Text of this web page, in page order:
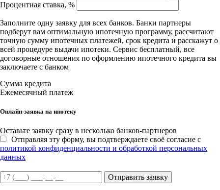
Процентная ставка, %
Заполните одну заявку для всех банков. Банки партнеры
подберут вам оптимальную ипотечную программу, рассчитают
точную сумму ипотечных платежей, срок кредита и расскажут о
всей процедуре выдачи ипотеки. Сервис бесплатный, все
договорные отношения по оформлению ипотечного кредита вы
заключаете с банком
Сумма кредита
Ежемесячный платеж
Онлайн-заявка на ипотеку
Оставьте заявку сразу в несколько банков-партнеров
Отправляя эту форму, вы подтверждаете своё согласие с
политикой конфиденциальности и обработкой персональных
данных
Отправить заявку